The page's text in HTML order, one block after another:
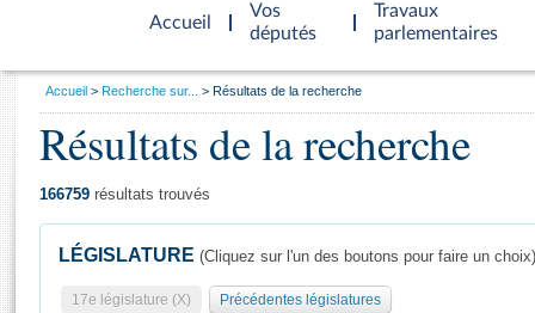
Accueil
d'accueil
Vos
députés
Travaux
parlementaires
Général
Vous
Accueil Recherche sur... Résultats de la recherche
Résultats de la recherche
166759 résultats trouvés
LÉGISLATURE (Cliquez sur l'un des boutons pour faire un choix)
17e législature (X) Précédentes législatures